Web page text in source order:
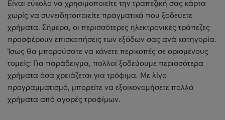
Είναι εύκολο να χρησιμοποιείτε την τραπεζική σας κάρτα
χωρίς να συνειδητοποιείτε πραγματικά που ξοδεύετε
χρήματα. Σήμερα, οι περισσότερες ηλεκτρονικές τράπεζες
προσφέρουν επισκοπήσεις των εξόδων σας ανά κατηγορία.
Ίσως θα μπορούσατε να κάνετε περικοπές σε ορισμένους
τομείς; Για παράδειγμα, πολλοί ξοδεύουμε περισσότερα
χρήματα όσα χρειάζεται για τρόφιμα. Με λίγο
προγραμματισμό, μπορείτε να εξοικονομήσετε πολλά
χρήματα από αγορές τροφίμων.